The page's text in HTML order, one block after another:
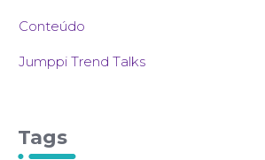
Conteúdo
Jumppi Trend Talks
Tags